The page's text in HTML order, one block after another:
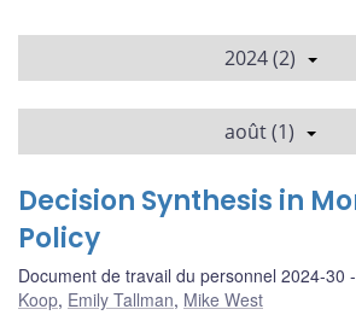
2024 (2)
août (1)
Decision Synthesis in
Policy
Document de travail du personnel 2024-30
Koop, Emily Tallman, Mike West